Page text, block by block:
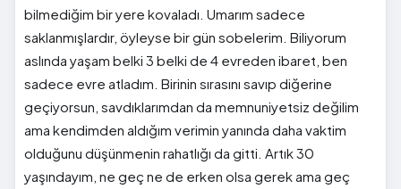
bilmediğim bir yere kovaladı. Umarım sadece
saklanmışlardır, öyleyse bir gün sobelerim. Biliyorum
aslında yaşam belki 3 belki de 4 evreden ibaret, ben
sadece evre atladım. Birinin sırasını savıp diğerine
geçiyorsun, savdıklarımdan da memnuniyetsiz değilim
ama kendimden aldığım verimin yanında daha vaktim
olduğunu düşünmenin rahatlığı da gitti. Artık 30
yaşındayım, ne geç ne de erken olsa gerek ama geç